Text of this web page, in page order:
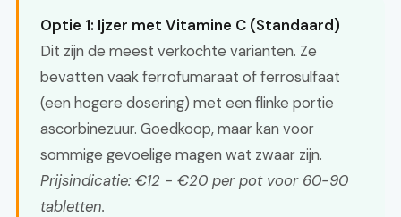
Optie 1: Ijzer met Vitamine C (Standaard)
Dit zijn de meest verkochte varianten. Ze
bevatten vaak ferrofumaraat of ferrosulfaat
(een hogere dosering) met een flinke portie
ascorbinezuur. Goedkoop, maar kan voor
sommige gevoelige magen wat zwaar zijn.
Prijsindicatie: €12 - €20 per pot voor 60-90
tabletten.